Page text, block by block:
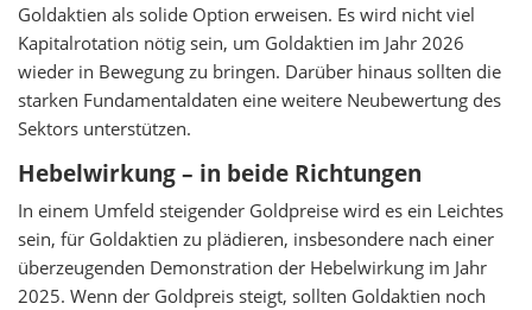
Goldaktien als solide Option erweisen. Es wird nicht viel
Kapitalrotation nötig sein, um Goldaktien im Jahr 2026
wieder in Bewegung zu bringen. Darüber hinaus sollten die
starken Fundamentaldaten eine weitere Neubewertung des
Sektors unterstützen.
Hebelwirkung – in beide Richtungen
In einem Umfeld steigender Goldpreise wird es ein Leichtes
sein, für Goldaktien zu plädieren, insbesondere nach einer
überzeugenden Demonstration der Hebelwirkung im Jahr
2025. Wenn der Goldpreis steigt, sollten Goldaktien noch